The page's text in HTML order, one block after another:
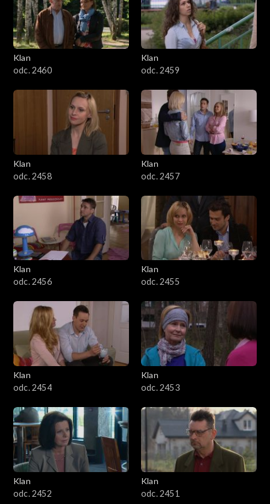
Klan
odc. 2460
Klan
odc. 2459
Klan
odc. 2458
Klan
odc. 2457
Klan
odc. 2456
Klan
odc. 2455
Klan
odc. 2454
Klan
odc. 2453
Klan
odc. 2452
Klan
odc. 2451